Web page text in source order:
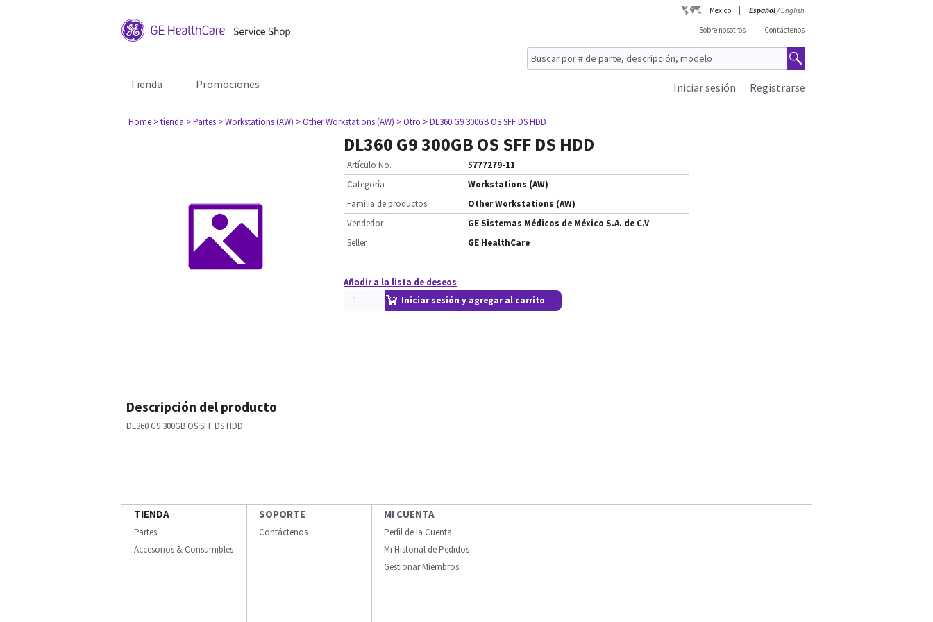
Mexico Español/English
Sobre nosotros
Contáctenos
Tienda Promociones Registrarse
Iniciar sesión
Home > tienda > Partes > Workstations (AW) > Other Workstations (AW) > Otro > DL360 G9 300GB OS SFF DS HDD
DL360 G9 300GB OS SFF DS HDD
Artículo No.
5777279-11
Categoría
Workstations (AW)
Familia de productos
Other Workstations (AW)
Vendedor
GE Sistemas Médicos de México S.A. de C.V
Seller
GE HealthCare
Añadir a la lista de deseos
Iniciar sesión y agregar al carrito
Descripción del producto
DL360 G9 300GB OS SFF DS HDD
TIENDA
Partes
Accesorios & Consumibles
SOPORTE
Contáctenos
MI CUENTA
Perfil de la Cuenta
Mi Historial de Pedidos
Gestionar Miembros